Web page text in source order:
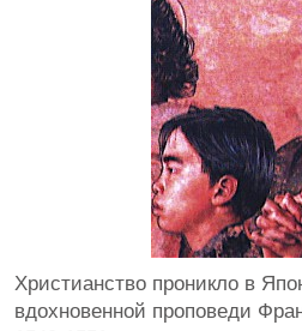
Христианство проникло в
вдохновенной проповеди